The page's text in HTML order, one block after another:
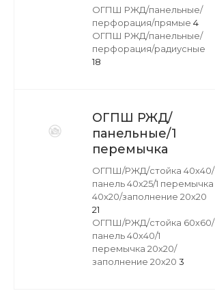
ОГПШ РЖД/панельные/
перфорация/прямые 4
ОГПШ РЖД/панельные/
перфорация/радиусные
18
ОГПШ РЖД/
панельные/1
перемычка
ОГПШ/РЖД/стойка 40х40/
панель 40х25/1 перемычка
40х20/заполнение 20х20
21
ОГПШ/РЖД/стойка 60х60/
панель 40х40/1
перемычка 20х20/
заполнение 20х20 3